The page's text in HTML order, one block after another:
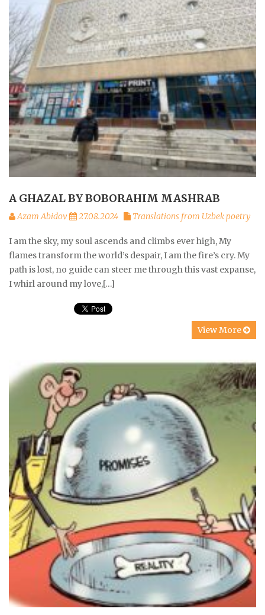
A GHAZAL BY BOBORAHIM MASHRAB
Azam Abidov 27.08.2024 Translations from Uzbek poetry
I am the sky, my soul ascends and climbs ever high, My
flames transform the world’s despair, I am the fire’s cry. My
path is lost, no guide can steer me through this vast expanse,
I whirl around my love,[…]
View More